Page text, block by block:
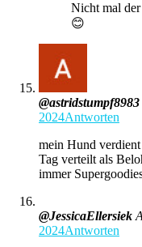
Nicht mal
😊
@astridstumpf8983
2024Antworten
mein Hund
Tag verteilt als
immer
@JessicaEllersiek
2024Antworten